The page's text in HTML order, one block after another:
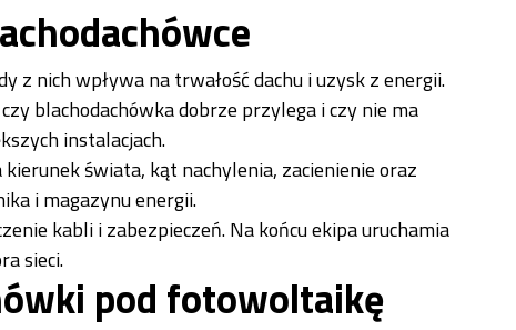
z nich wpływa na trwałość dachu i uzysk z energii.
blachodachówka dobrze przylega i czy nie ma
instalacjach.
świata, kąt nachylenia, zacienienie oraz
i magazynu energii.
kabli i zabezpieczeń. Na końcu ekipa uruchamia
sieci.
pod fotowoltaikę